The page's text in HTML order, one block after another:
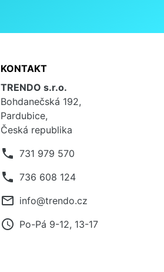
KONTAKT
TRENDO s.r.o.
Bohdanečská 192,
Pardubice,
Česká republika
phone 731 979 570
phone 736 608 124
mail_outline info@trendo.cz
access_time Po-Pá 9-12, 13-17